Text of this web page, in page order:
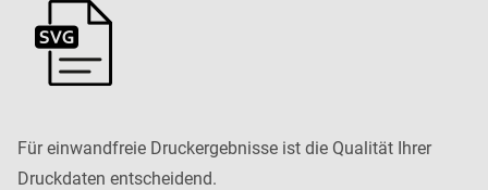
Für einwandfreie Druckergebnisse ist die Qualität Ihrer
Druckdaten entscheidend.